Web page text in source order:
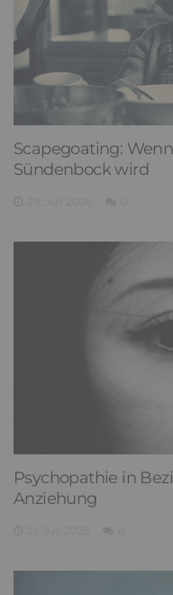
Scapegoating:
Sündenbock wird
Psychopathie in
Anziehung